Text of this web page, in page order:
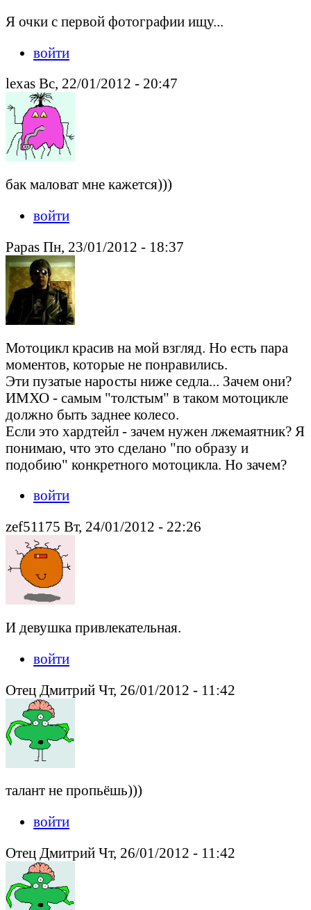
Я очки с первой фотографии ищу...
войти
lexas Вс, 22/01/2012 - 20:47
бак маловат мне кажется)))
войти
Papas Пн, 23/01/2012 - 18:37
Мотоцикл красив на мой взгляд. Но есть пара
моментов, которые не понравились.
Эти пузатые наросты ниже седла... Зачем они?
ИМХО - самым "толстым" в таком мотоцикле
должно быть заднее колесо.
Если это хардтейл - зачем нужен лжемаятник? Я
понимаю, что это сделано "по образу и
подобию" конкретного мотоцикла. Но зачем?
войти
zef51175 Вт, 24/01/2012 - 22:26
И девушка привлекательная.
войти
Отец Дмитрий Чт, 26/01/2012 - 11:42
талант не пропьёшь)))
войти
Отец Дмитрий Чт, 26/01/2012 - 11:42